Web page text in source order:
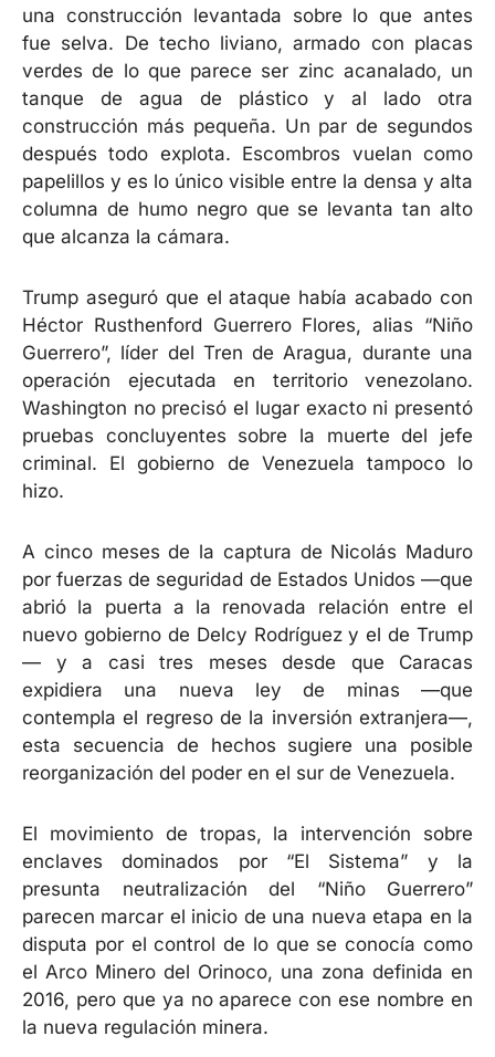
una construcción levantada sobre lo que antes
fue selva. De techo liviano, armado con placas
verdes de lo que parece ser zinc acanalado, un
tanque de agua de plástico y al lado otra
construcción más pequeña. Un par de segundos
después todo explota. Escombros vuelan como
papelillos y es lo único visible entre la densa y alta
columna de humo negro que se levanta tan alto
que alcanza la cámara.
Trump aseguró que el ataque había acabado con
Héctor Rusthenford Guerrero Flores, alias “Niño
Guerrero”, líder del Tren de Aragua, durante una
operación ejecutada en territorio venezolano.
Washington no precisó el lugar exacto ni presentó
pruebas concluyentes sobre la muerte del jefe
criminal. El gobierno de Venezuela tampoco lo
hizo.
A cinco meses de la captura de Nicolás Maduro
por fuerzas de seguridad de Estados Unidos —que
abrió la puerta a la renovada relación entre el
nuevo gobierno de Delcy Rodríguez y el de Trump
— y a casi tres meses desde que Caracas
expidiera una nueva ley de minas —que
contempla el regreso de la inversión extranjera—,
esta secuencia de hechos sugiere una posible
reorganización del poder en el sur de Venezuela.
El movimiento de tropas, la intervención sobre
enclaves dominados por “El Sistema” y la
presunta neutralización del “Niño Guerrero”
parecen marcar el inicio de una nueva etapa en la
disputa por el control de lo que se conocía como
el Arco Minero del Orinoco, una zona definida en
2016, pero que ya no aparece con ese nombre en
la nueva regulación minera.